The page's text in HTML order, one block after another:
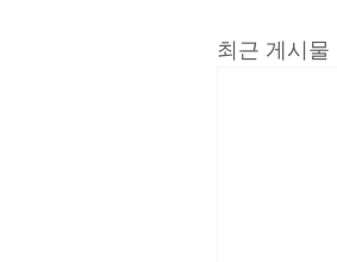
최근 게시물